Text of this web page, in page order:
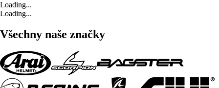
Loading...
Loading...
Všechny naše značky